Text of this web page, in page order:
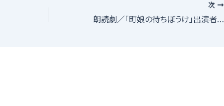
次
朗読劇／「町娘の待ちぼうけ」出演者募集